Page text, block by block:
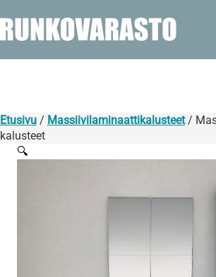
Etusivu / Massiivilaminaattikalusteet/
kalusteet
🔍